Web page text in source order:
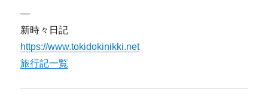
—
新時々日記
https://www.tokidokinikki.net
旅行記一覧